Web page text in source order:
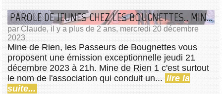
PAROLE DE JEUNES CHEZ LES BOUGNETTES... MINE DE RIEN
par Claude, il y a plus de 2 ans, mercredi 20 décembre
2023
Mine de Rien, les Passeurs de Bougnettes vous
proposent une émission exceptionnelle jeudi 21
décembre 2023 à 21h. Mine de Rien 1 c'est surtout
le nom de l'association qui conduit un... lire la
suite...